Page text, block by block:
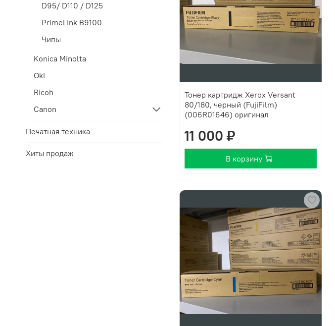
Тонер картридж Xerox Versant
80/180, черный (FujiFilm)
(006R01646) оригинал
11 000 ₽
В корзину
D95/ D110 / D125
PrimeLink B9100
Чипы
Konica Minolta
Oki
Ricoh
Canon
Печатная техника
Хиты продаж